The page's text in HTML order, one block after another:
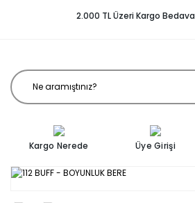
2.000 TL Üzeri Kargo Bedava
Kargo Nerede Üye Girişi